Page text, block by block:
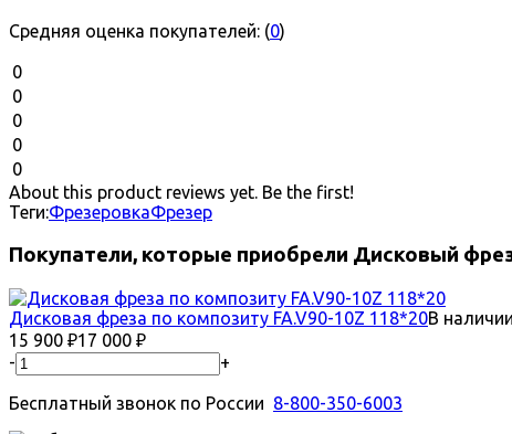
Средняя оценка покупателей: (0)
0
0
0
0
0
About this product reviews yet. Be the first!
Теги:ФрезеровкаФрезер
Покупатели, которые приобрели Дисковый
Дисковая фреза по композиту FA.V90-10Z 118*20В наличии
15 900 ₽17 000 ₽
-
+
Бесплатный звонок по России 8-800-350-6003